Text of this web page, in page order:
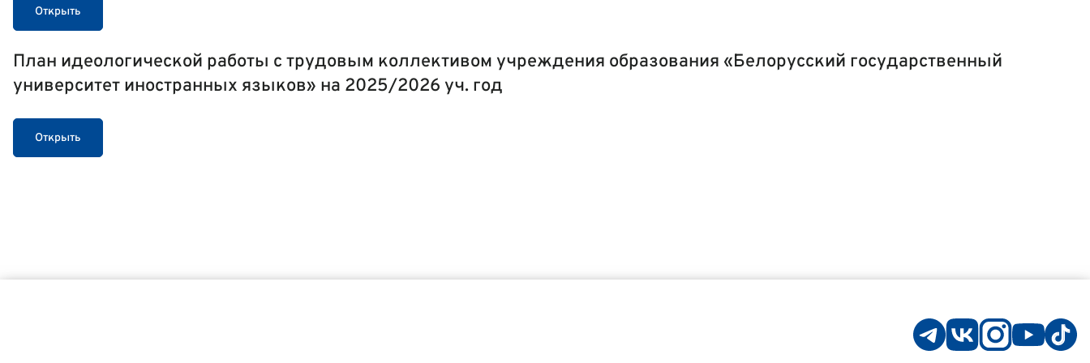
Открыть
План идеологической работы с трудовым коллективом учреждения образования «Белорусский государственный
университет иностранных языков» на 2025/2026 уч. год
Открыть